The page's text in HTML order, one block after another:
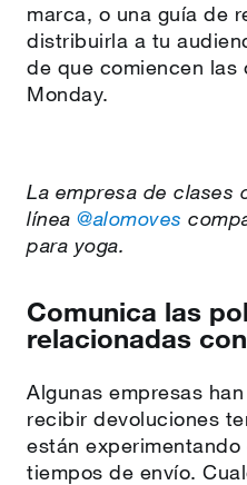
marca, o una guía de
distribuirla a tu
de que comiencen las
Monday.
La empresa de clases
línea @alomoves
para yoga.
Comunica las
relacionadas
Algunas empresas
recibir devoluciones
están experimentando
tiempos de envío.